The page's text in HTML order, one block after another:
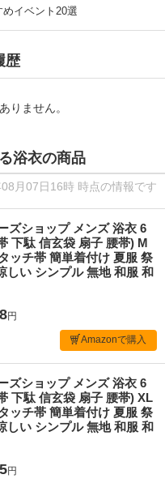
イベント20選
歴
りません。
浴衣の商品
月07日16時 時点の情報です
ズショップ メンズ 浴衣 6
下駄 信玄袋 扇子 腰帯) M
ッチ帯 簡単着付け 夏服 祭
しい シンプル 無地 和服 和
円
Amazonで購入
ズショップ メンズ 浴衣 6
下駄 信玄袋 扇子 腰帯) XL
ッチ帯 簡単着付け 夏服 祭
しい シンプル 無地 和服 和
円